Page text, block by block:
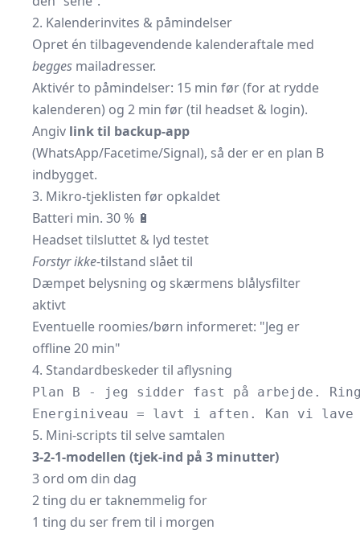
2. Kalenderinvites & påmindelser
Opret én tilbagevendende kalenderaftale med
begges mailadresser.
Aktivér to påmindelser: 15 min før (for at rydde
kalenderen) og 2 min før (til headset & login).
Angiv link til backup-app
(WhatsApp/Facetime/Signal), så der er en plan B
indbygget.
3. Mikro-tjeklisten før opkaldet
Batteri min. 30 % 🔋
Headset tilsluttet & lyd testet
Forstyr ikke-tilstand slået til
Dæmpet belysning og skærmens blålysfilter
aktivt
Eventuelle roomies/børn informeret: Jeg er
offline 20 min
4. Standardbeskeder til aflysning
Plan B - jeg sidder fast på arbejde.
Energiniveau = lavt i aften. Kan vi
5. Mini-scripts til selve samtalen
3-2-1-modellen (tjek-ind på 3 minutter)
3 ord om din dag
2 ting du er taknemmelig for
1 ting du ser frem til i morgen